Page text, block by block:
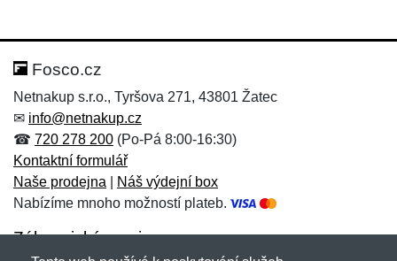
Hodnocení:
Jméno: *
Jméno:
E-mail:*
Fosco.cz
Netnakup s.r.o., Tyršova 271, 43801 Žatec
✉ info@netnakup.cz
☎ 720 278 200 (Po-Pá 8:00-16:30)
Kontaktní formulář
Naše prodejna
Náš výdejní box
Nabízíme mnoho možností plateb.
Zákaznický servis